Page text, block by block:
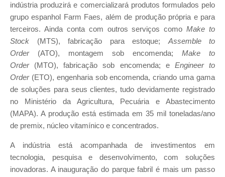
indústria produzirá e comercializará produtos formulados pelo
grupo espanhol Farm Faes, além de produção própria e para
terceiros. Ainda conta com outros serviços comoMake to
Stock (MTS), fabricação para estoque; Assemble to
Order(ATO), montagem sob encomenda; Make to
Order(MTO), fabricação sob encomenda; e Engineer to
Order(ETO), engenharia sob encomenda, criando uma gama
de soluções para seus clientes, tudo devidamente registrado
no Ministério da Agricultura, Pecuária e Abastecimento
(MAPA). A produção está estimada em 35 mil toneladas/ano
de premix, núcleo vitamínico e concentrados.
A indústria está acompanhada de investimentos em
tecnologia, pesquisa e desenvolvimento, com soluções
inovadoras. A inauguração do parque fabril é mais um passo